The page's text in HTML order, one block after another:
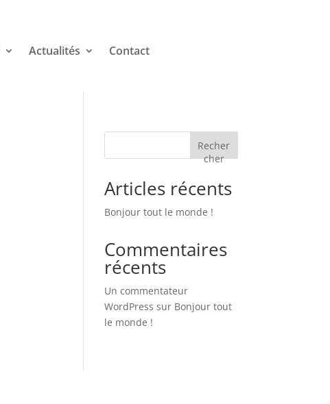
Actualités Contact
Recher
cher
Articles récents
Bonjour tout le monde !
Commentaires
récents
Un commentateur
WordPress sur Bonjour tout
le monde !